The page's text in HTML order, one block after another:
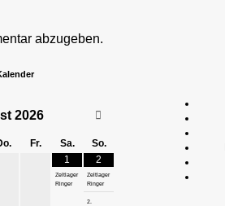
abzugeben.
2026
Fr. Sa.
So.
1
Zeltlager
Ringer
2
Zeltlager
Ringer
2.